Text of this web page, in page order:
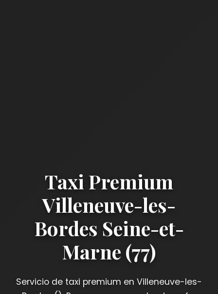
Taxi Premium
Villeneuve-les-
Bordes Seine-et-
Marne (77)
Servicio de taxi premium en Villeneuve-les-